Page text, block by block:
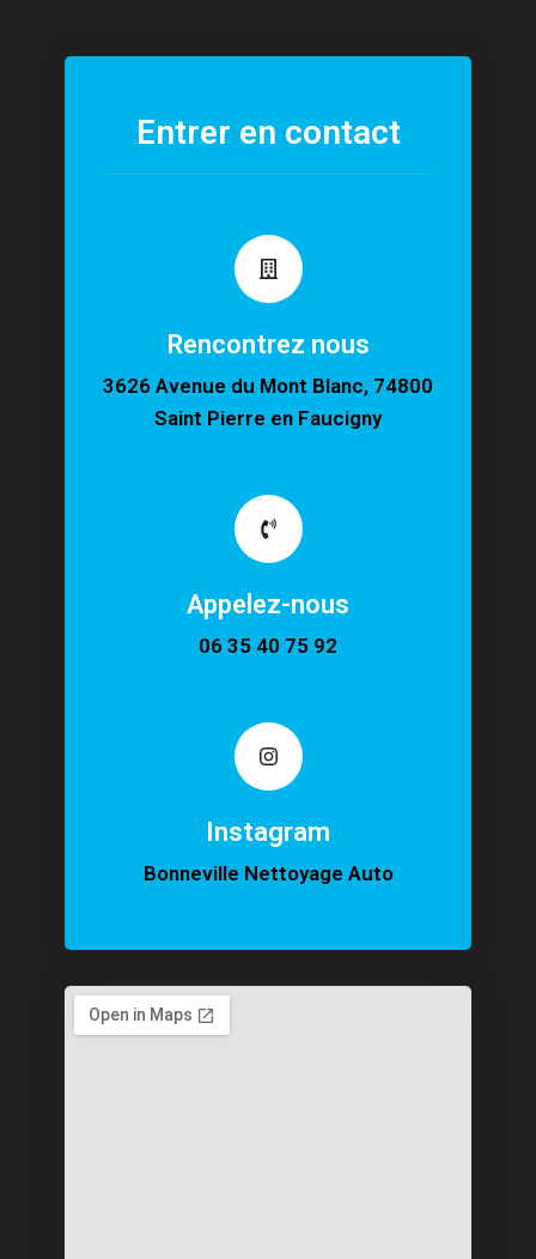
Entrer en contact
Rencontrez nous
3626 Avenue du Mont Blanc, 74800
Saint Pierre en Faucigny
Appelez-nous
06 35 40 75 92
Instagram
Bonneville Nettoyage Auto